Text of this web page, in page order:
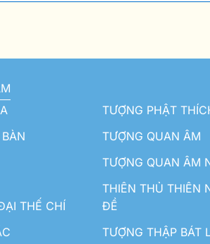
TƯỢNG PHẬT
TƯỢNG QUAN ÂM
TƯỢNG QUAN ÂM
THẾ CHÍ
THIÊN THỦ THIÊN
ĐỀ
TƯỢNG THẬP BÁT